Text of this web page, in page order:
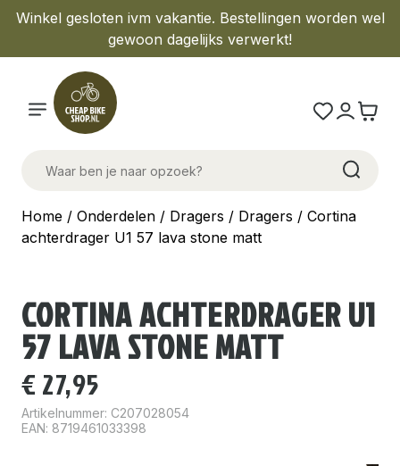
Winkel gesloten ivm vakantie. Bestellingen worden wel
gewoon dagelijks verwerkt!
Home / Onderdelen / Dragers / Dragers / Cortina
achterdrager U1 57 lava stone matt
CORTINA ACHTERDRAGER U1
57 LAVA STONE MATT
€ 27,95
Artikelnummer: C207028054
EAN: 8719461033398